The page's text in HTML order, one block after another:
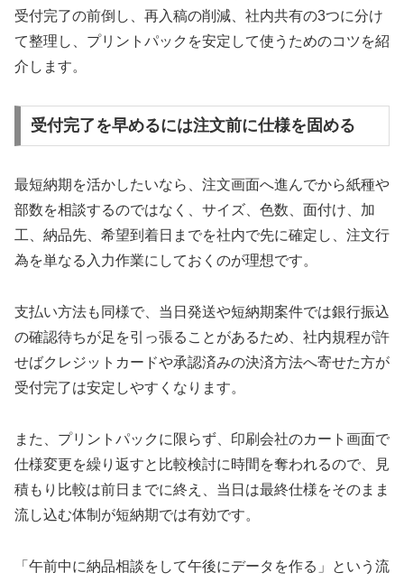
受付完了の前倒し、再入稿の削減、社内共有の3つに分け
て整理し、プリントパックを安定して使うためのコツを紹
介します。
受付完了を早めるには注文前に仕様を固める
最短納期を活かしたいなら、注文画面へ進んでから紙種や
部数を相談するのではなく、サイズ、色数、面付け、加
工、納品先、希望到着日までを社内で先に確定し、注文行
為を単なる入力作業にしておくのが理想です。
支払い方法も同様で、当日発送や短納期案件では銀行振込
の確認待ちが足を引っ張ることがあるため、社内規程が許
せばクレジットカードや承認済みの決済方法へ寄せた方が
受付完了は安定しやすくなります。
また、プリントパックに限らず、印刷会社のカート画面で
仕様変更を繰り返すと比較検討に時間を奪われるので、見
積もり比較は前日までに終え、当日は最終仕様をそのまま
流し込む体制が短納期では有効です。
「午前中に納品相談をして午後にデータを作る」という流